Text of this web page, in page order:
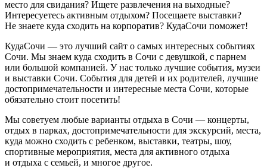
место для свидания? Ищете развлечения на выходные?
Интересуетесь активным отдыхом? Посещаете выставки?
Не знаете куда сходить на корпоратив? КудаСочи поможет!
КудаСочи — это лучший сайт о самых интересных событиях
Сочи. Мы знаем куда сходить в Сочи с девушкой, с парнем
или большой компанией. У нас только лучшие события, музеи
и выставки Сочи. События для детей и их родителей, лучшие
достопримечательности и интересные места Сочи, которые
обязательно стоит посетить!
Мы советуем любые варианты отдыха в Сочи — концерты,
отдых в парках, достопримечательности для экскурсий, места,
куда можно сходить с ребенком, выставки, театры, шоу,
спортивные мероприятия, места для активного отдыха
и отдыха с семьей, и многое другое.